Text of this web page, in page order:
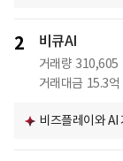
2 비큐AI
거래량 310,605
거래대금 15.3억
비즈플레이와 AI